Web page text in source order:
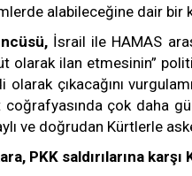
alabileceğine dair bir
İsrail ile HAMAS
olarak ilan etmesinin”
olarak çıkacağını
coğrafyasında çok daha
ve doğrudan Kürtlerle
PKK saldırılarına